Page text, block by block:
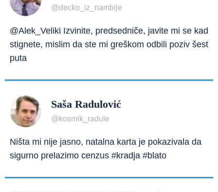
@decko_iz_nambije
@Alek_Veliki Izvinite, predsedniče, javite mi se kad
stignete, mislim da ste mi greškom odbili poziv šest
puta
Saša Radulović
@kosmik_radule
Ništa mi nije jasno, natalna karta je pokazivala da
sigurno prelazimo cenzus #kradja #blato